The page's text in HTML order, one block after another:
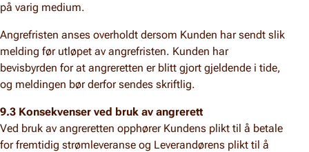
på varig medium.
Angrefristen anses overholdt dersom Kunden har sendt slik
melding før utløpet av angrefristen. Kunden har
bevisbyrden for at angreretten er blitt gjort gjeldende i tide,
og meldingen bør derfor sendes skriftlig.
9.3 Konsekvenser ved bruk av angrerett
Ved bruk av angreretten opphører Kundens plikt til å betale
for fremtidig strømleveranse og Leverandørens plikt til å